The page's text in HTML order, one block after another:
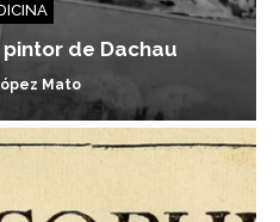
de Dachau
Mato